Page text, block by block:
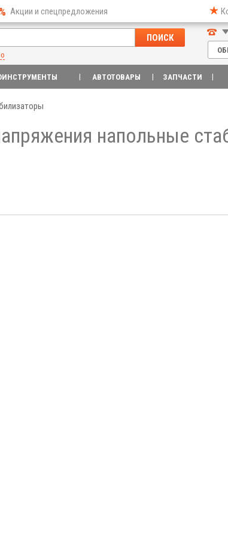
Акции и спецпредложения
ПОИСК
АВТОТОВАРЫ ЗАПЧАСТИ
напольные